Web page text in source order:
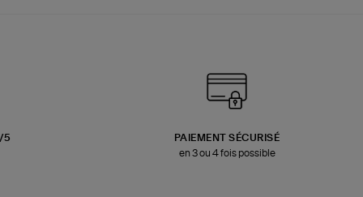
5
PAIEMENT SÉCURISÉ
en 3 ou 4 fois possible